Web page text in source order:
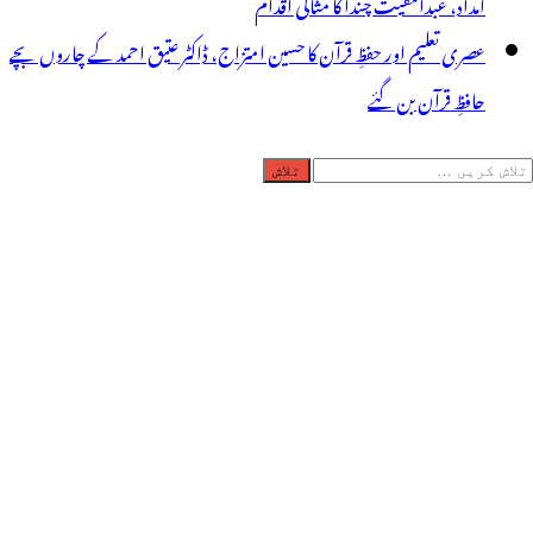
عصری تعلیم اور حفظِ قرآن کا حسین امتزاج، ڈاکٹر عتیق احمد کے چاروں بچے
حافظِ قرآن بن گئے
تلاش